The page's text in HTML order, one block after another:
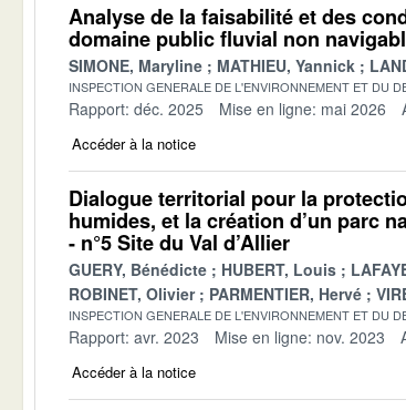
Analyse de la faisabilité et des
domaine public fluvial non
SIMONE, Maryline MATHIEU, Yannick
INSPECTION GENERALE DE L'ENVIRONNEMENT ET DU
Rapport: déc. 2025 Mise en ligne: mai 2026
Accéder à la notice
Dialogue territorial pour la
humides, et la création d’un parc
- n°5 Site du Val d’Allier
GUERY, Bénédicte HUBERT, Louis
ROBINET, Olivier
PARMENTIER, Hervé
INSPECTION GENERALE DE L'ENVIRONNEMENT ET DU
Rapport: avr. 2023 Mise en ligne: nov. 2023
Accéder à la notice